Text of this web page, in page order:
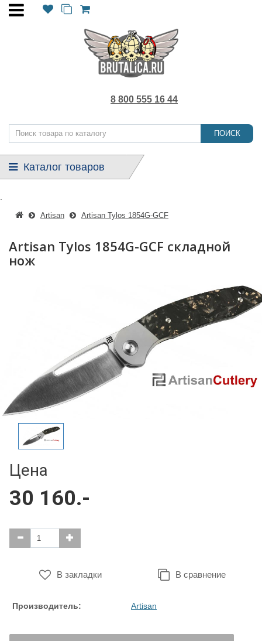
8 800 555 16 44
ПОИСК
Каталог товаров
Artisan Artisan Tylos 1854G-GCF
Artisan Tylos 1854G-GCF складной
нож
Цена
30 160.-
В закладки В сравнение
Производитель: Artisan